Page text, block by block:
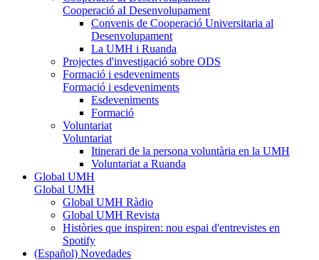
Cooperació aI Desenvolupament
Convenis de Cooperació Universitaria al
Desenvolupament
La UMH i Ruanda
Projectes d'investigació sobre ODS
Formació i esdeveniments
Formació i esdeveniments
Esdeveniments
Formació
Voluntariat
Voluntariat
Itinerari de la persona voluntària en la UMH
Voluntariat a Ruanda
Global UMH
Global UMH
Global UMH Ràdio
Global UMH Revista
Històries que inspiren: nou espai d'entrevistes en
Spotify
(Español) Novedades